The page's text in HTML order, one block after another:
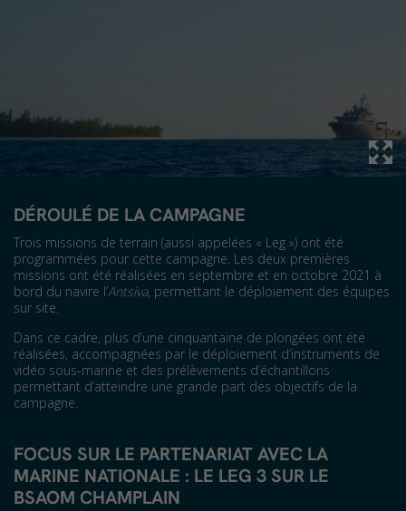
DÉROULÉ DE LA CAMPAGNE
Trois missions de terrain (aussi appelées « Leg ») ont été
programmées pour cette campagne. Les deux premières
missions ont été réalisées en septembre et en octobre 2021 à
bord du navire l’Antsiva, permettant le déploiement des équipes
sur site.
Dans ce cadre, plus d’une cinquantaine de plongées ont été
réalisées, accompagnées par le déploiement d’instruments de
vidéo sous-marine et des prélèvements d’échantillons
permettant d’atteindre une grande part des objectifs de la
campagne.
FOCUS SUR LE PARTENARIAT AVEC LA
MARINE NATIONALE : LE LEG 3 SUR LE
BSAOM CHAMPLAIN